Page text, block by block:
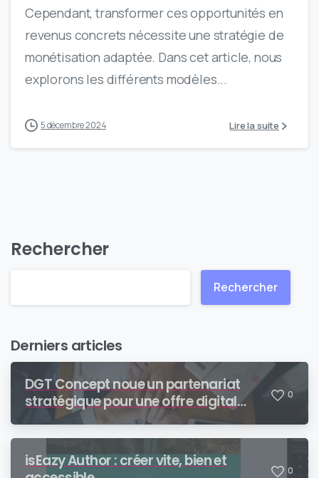
Cependant, transformer ces opportunités en
revenus concrets nécessite une stratégie de
monétisation adaptée. Dans cet article, nous
explorons les différents modèles...
5 décembre 2024 Lire la suite
Rechercher
Rechercher
Derniers articles
DGT Concept noue un partenariat
stratégique pour une offre digital
learning de bout en bout
0
isEazy Author : créer vite, bien et
0